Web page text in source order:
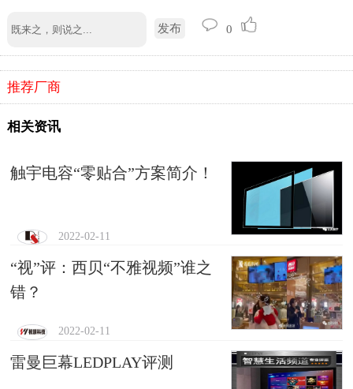
发布 0
推荐厂商
相关资讯
触宇电容“零贴合”方案简介！
2022-02-11
“视”评：西贝“不雅视频”谁之
错？
2022-02-11
雷曼巨幕LEDPLAY评测